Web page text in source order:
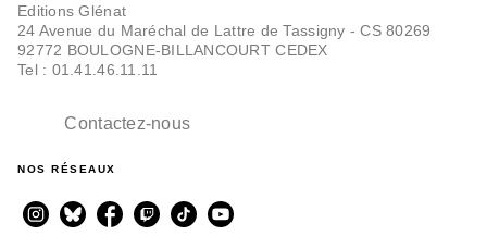
Editions Glénat
24 Avenue du Maréchal de Lattre de Tassigny - CS 80269
92772 BOULOGNE-BILLANCOURT CEDEX
Tel : 01.41.46.11.11
Contactez-nous
NOS RÉSEAUX